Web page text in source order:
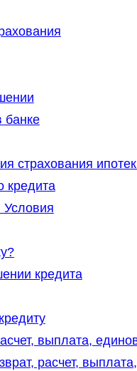
банке
страхования
кредита
Условия
кредита
выплата,
расчет,